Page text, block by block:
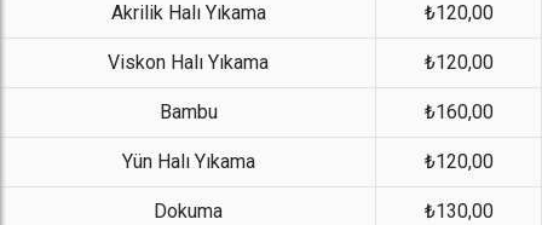
Akrilik Halı Yıkama ₺120,00
Viskon Halı Yıkama ₺120,00
Bambu ₺160,00
Yün Halı Yıkama ₺120,00
Dokuma ₺130,00